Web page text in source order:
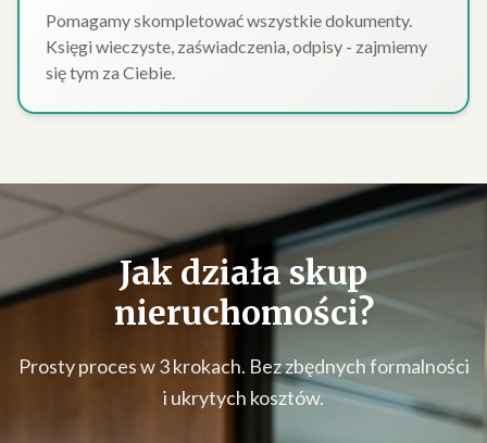
Pomagamy skompletować wszystkie dokumenty.
Księgi wieczyste, zaświadczenia, odpisy - zajmiemy
się tym za Ciebie.
Jak działaskup
nieruchomości?
Prosty proces w 3 krokach. Bez zbędnych formalności
i ukrytych kosztów.